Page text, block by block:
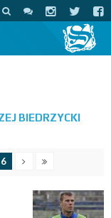
BIEDRZYCKI
6